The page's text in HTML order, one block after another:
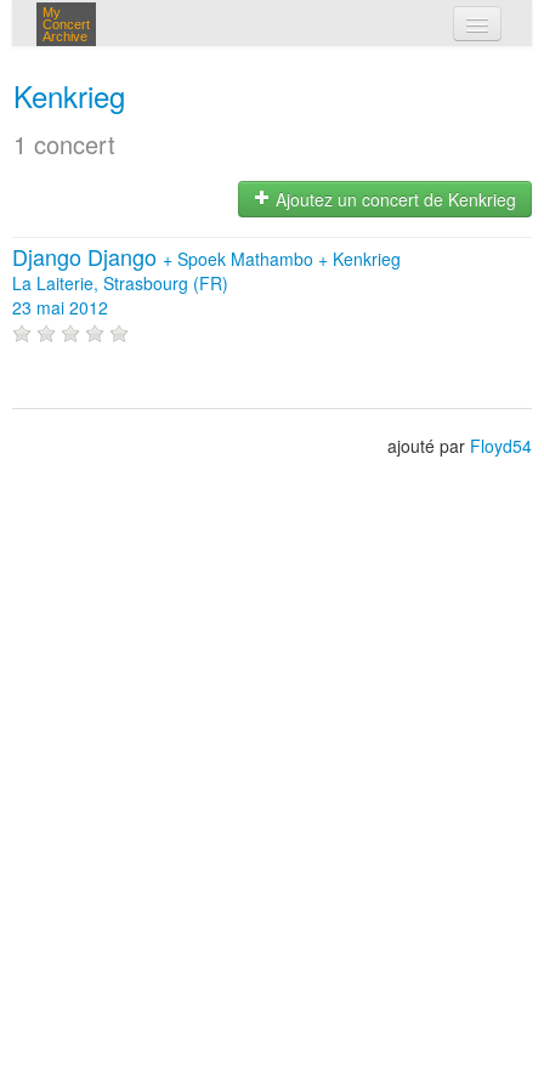
My
Concert
Archive
Kenkrieg
1 concert
Ajoutez un concert de Kenkrieg
Django Django + Spoek Mathambo + Kenkrieg
La Laiterie, Strasbourg (FR)
23 mai 2012
ajouté par Floyd54